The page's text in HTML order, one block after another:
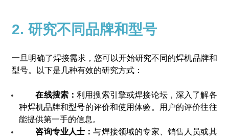
2. 研究不同品牌和型号
一旦明确了焊接需求，您可以开始研究不同的焊机品牌和
型号。以下是几种有效的研究方式：
在线搜索：利用搜索引擎或焊接论坛，深入了解各
种焊机品牌和型号的评价和使用体验。用户的评价往往
能提供第一手的信息。
咨询专业人士：与焊接领域的专家、销售人员或其